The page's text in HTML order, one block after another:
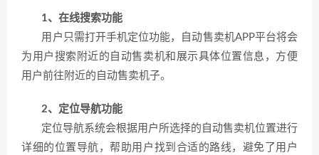
1、在线搜索功能
用户只需打开手机定位功能，自动售卖机APP平台将会
为用户搜索附近的自动售卖机和展示具体位置信息，方便
用户前往附近的自动售卖机子。
2、定位导航功能
定位导航系统会根据用户所选择的自动售卖机位置进行
详细的位置导航，帮助用户找到合适的路线，避免了用户